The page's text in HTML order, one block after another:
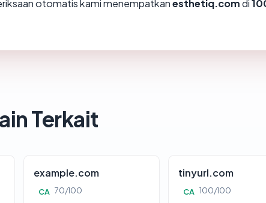
otomatis kami menempatkanesthetiq.comdi
Terkait
example.com
CA 70/100
tinyurl.com
CA 100/100